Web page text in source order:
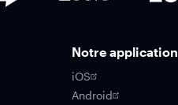
Notre application
iOS
Android